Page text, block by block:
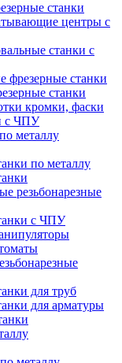
станки
центры с
станки с
фрезерные станки
станки
кромки, фаски
с ЧПУ
металлу
по металлу
резьбонарезные
с ЧПУ
для труб
для арматуры